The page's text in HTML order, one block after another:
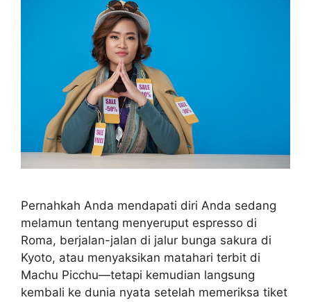
Pernahkah Anda mendapati diri Anda sedang
melamun tentang menyeruput espresso di
Roma, berjalan-jalan di jalur bunga sakura di
Kyoto, atau menyaksikan matahari terbit di
Machu Picchu—tetapi kemudian langsung
kembali ke dunia nyata setelah memeriksa tiket